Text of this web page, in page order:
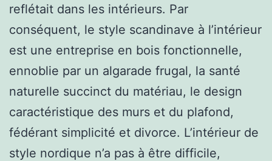
reflétait dans les intérieurs. Par
conséquent, le style scandinave à l’intérieur
est une entreprise en bois fonctionnelle,
ennoblie par un algarade frugal, la santé
naturelle succinct du matériau, le design
caractéristique des murs et du plafond,
fédérant simplicité et divorce. L’intérieur de
style nordique n’a pas à être difficile,